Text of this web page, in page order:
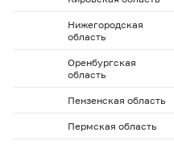
Нижегородская
область
Оренбургская
область
Пензенская область
Пермская область